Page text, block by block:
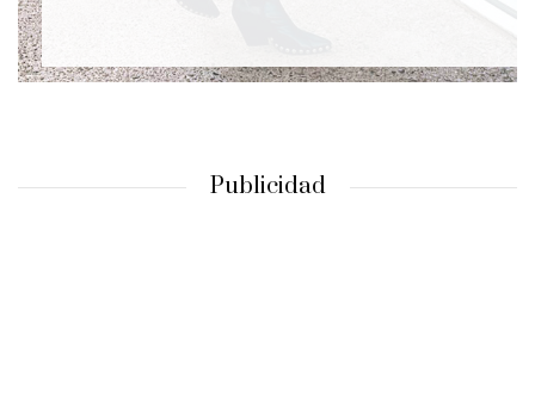
Publicidad